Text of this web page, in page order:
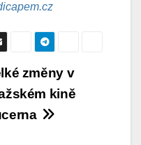
změny v
kině